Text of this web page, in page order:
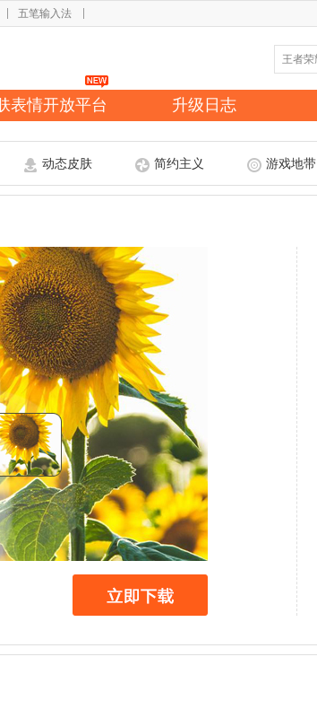
五笔输入法
表情开放平台 升级日志
动态皮肤 简约主义 游戏地带